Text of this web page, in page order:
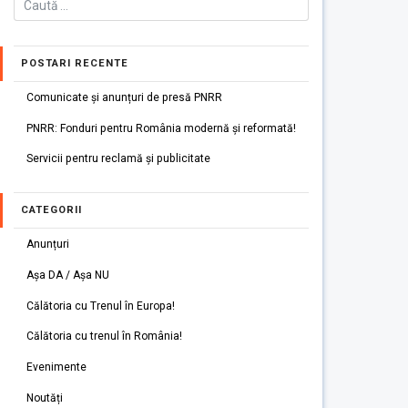
POSTARI RECENTE
Comunicate și anunțuri de presă PNRR
PNRR: Fonduri pentru România modernă și reformată!
Servicii pentru reclamă și publicitate
CATEGORII
Anunțuri
Așa DA / Așa NU
Călătoria cu Trenul în Europa!
Călătoria cu trenul în România!
Evenimente
Noutăți